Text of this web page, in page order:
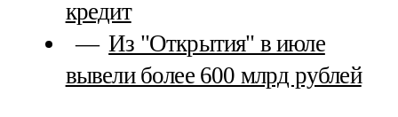
кредит
Из "Открытия" в июле
вывели более 600 млрд рублей